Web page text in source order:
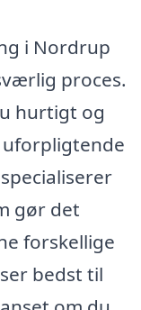
i Nordrup
proces.
hurtigt og
gør det
forskellige
bedst til